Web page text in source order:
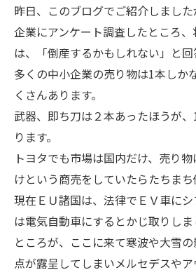
昨日、このブログでご紹介しまし
企業にアンケート調査したところ
は、「倒産するかもしれない」と回
多くの中小企業の売り物は1本しか
くさんあります。
武器、即ち刀は２本あったほうが
ります。
トヨタでも市場は国内だけ、売り
けという商売をしていたらたちまち
現在ＥＵ諸国は、法律でＥＶ車に
は電気自動車にするとかじ取りしま
ところが、ここに来て寒波や大雪
点が露呈してしまいメルセデスや